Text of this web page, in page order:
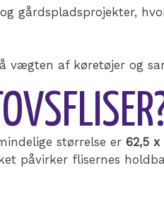
gårdspladsprojekter,
vægten af køretøjer og
størrelse er 62,5
påvirker flisernes